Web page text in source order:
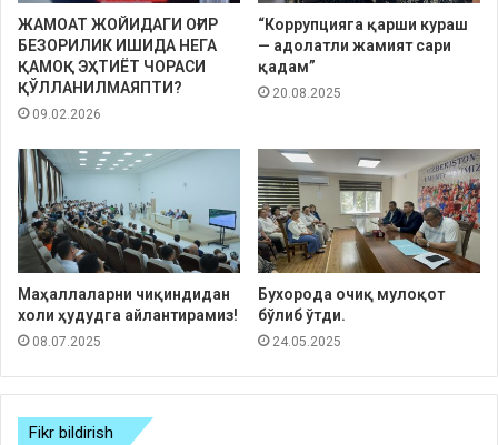
ЖАМОАТ ЖОЙИДАГИ ОҒИР
БЕЗОРИЛИК ИШИДА НЕГА
ҚАМОҚ ЭҲТИЁТ ЧОРАСИ
ҚЎЛЛАНИЛМАЯПТИ?
09.02.2026
“Коррупцияга қарши кураш
— адолатли жамият сари
қадам”
20.08.2025
Маҳаллаларни чиқиндидан
холи ҳудудга айлантирамиз!
08.07.2025
Бухорода очиқ мулоқот
бўлиб ўтди.
24.05.2025
Fikr bildirish